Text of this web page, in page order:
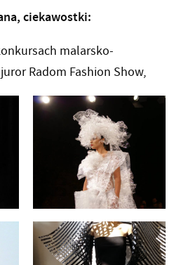
ciekawostki:
malarsko-
Radom Fashion Show,